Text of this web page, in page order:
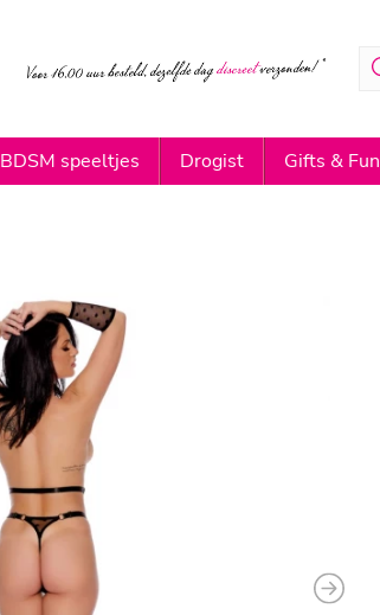
BDSM speeltjes Drogist Gifts & Fun
Next